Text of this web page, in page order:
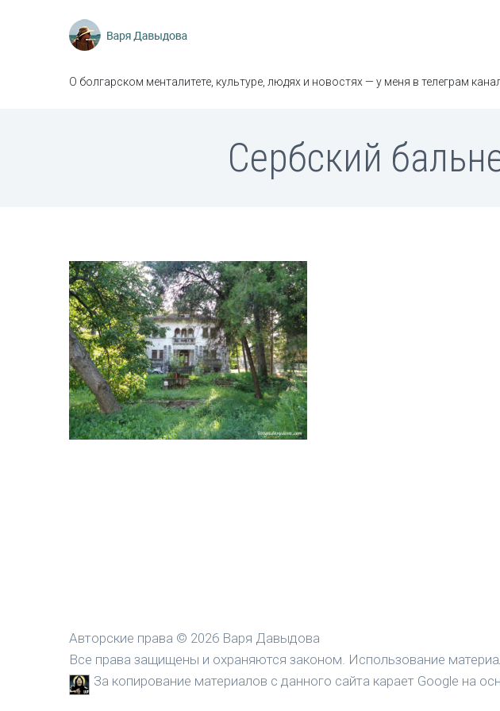
О болгарском менталитете, культуре, людях и новостях — у меня в телеграм
Сербский
Авторские права © 2026 Варя Давыдова
Все права защищены и охраняются законом. Использование
За копирование материалов с данного сайта карает Google на